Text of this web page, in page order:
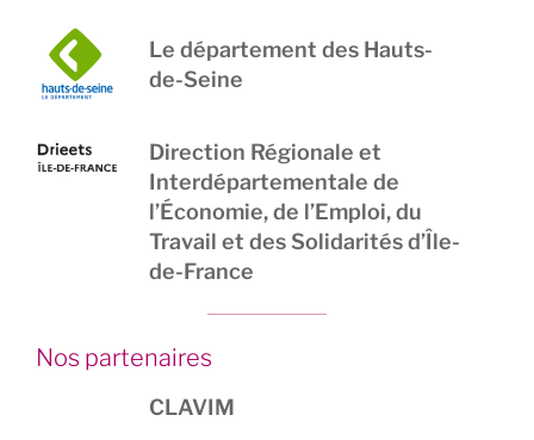
Le département des Hauts-
de-Seine
Direction Régionale et
Interdépartementale de
l’Économie, de l’Emploi, du
Travail et des Solidarités d’Île-
de-France
Nos partenaires
CLAVIM